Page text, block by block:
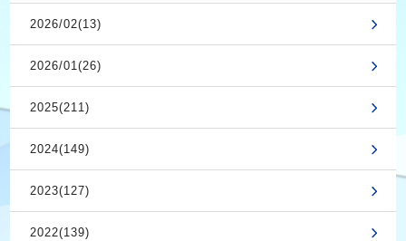
2026/02(13)
2026/01(26)
2025(211)
2024(149)
2023(127)
2022(139)